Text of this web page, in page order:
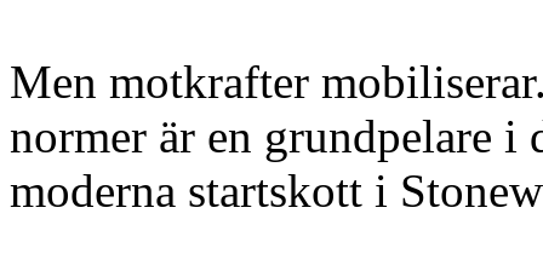
Men motkrafter
normer är en grundpelare i
moderna startskott i